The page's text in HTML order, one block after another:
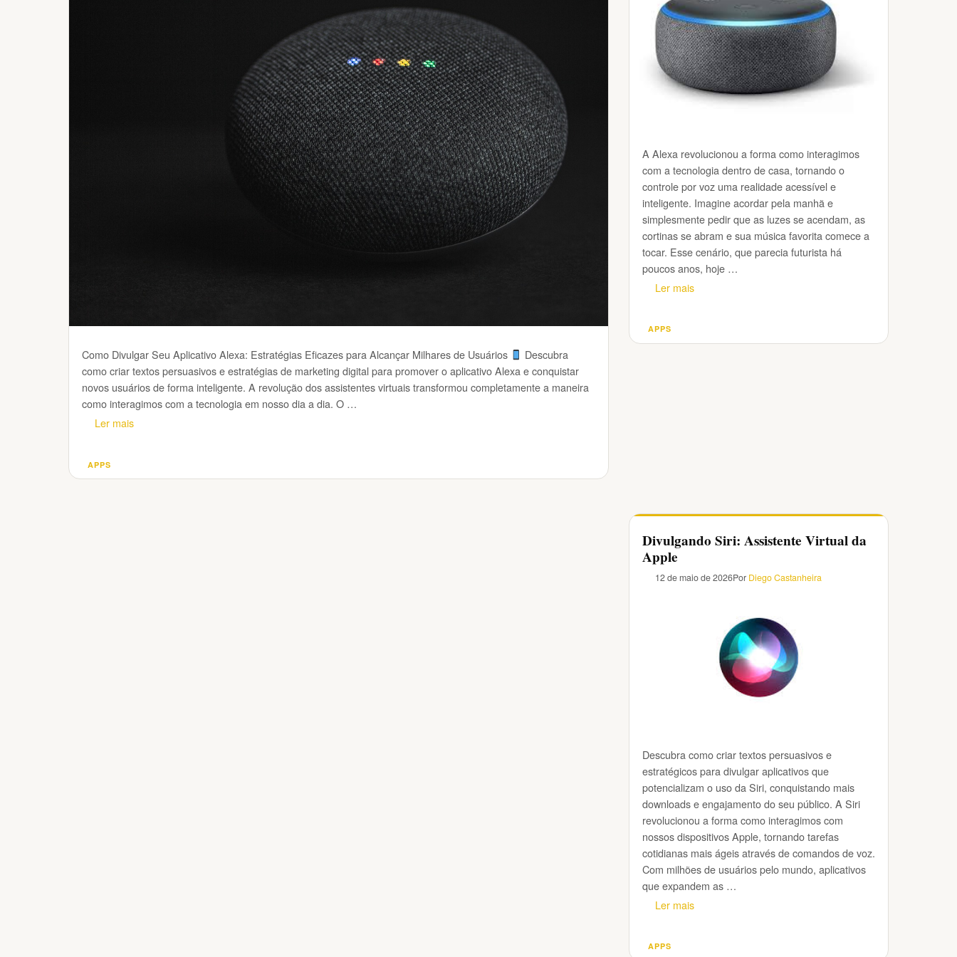
Como Divulgar Seu Aplicativo Alexa: Estratégias Eficazes para Alcançar Milhares de Usuários
Descubra
como criar textos persuasivos e estratégias de marketing digital para promover o aplicativo Alexa e conquistar
novos usuários de forma inteligente. A revolução dos assistentes virtuais transformou completamente a maneira
como interagimos com a tecnologia em nosso dia a dia. O …
Ler mais
Categorias
APPS
A Alexa revolucionou a forma como interagimos
com a tecnologia dentro de casa, tornando o
controle por voz uma realidade acessível e
inteligente. Imagine acordar pela manhã e
simplesmente pedir que as luzes se acendam, as
cortinas se abram e sua música favorita comece a
tocar. Esse cenário, que parecia futurista há
poucos anos, hoje …
Ler mais
Categorias
APPS
Divulgando Siri: Assistente Virtual da
Apple
12 de maio de 2026Por Diego Castanheira
Descubra como criar textos persuasivos e
estratégicos para divulgar aplicativos que
potencializam o uso da Siri, conquistando mais
downloads e engajamento do seu público. A Siri
revolucionou a forma como interagimos com
nossos dispositivos Apple, tornando tarefas
cotidianas mais ágeis através de comandos de voz.
Com milhões de usuários pelo mundo, aplicativos
que expandem as …
Ler mais
Categorias
APPS